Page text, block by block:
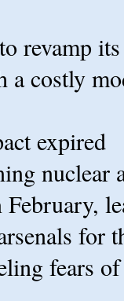
revamp
a costly
expired
nuclear
for
fears